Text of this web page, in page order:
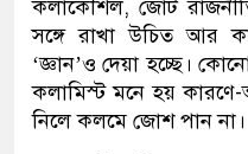
কলাকৌশল, জোট
সঙ্গে রাখা উচিত আর
‘জ্ঞান’ও দেয়া হচ্ছে।
কলামিস্ট মনে হয়
নিলে কলমে জোশ পান না।